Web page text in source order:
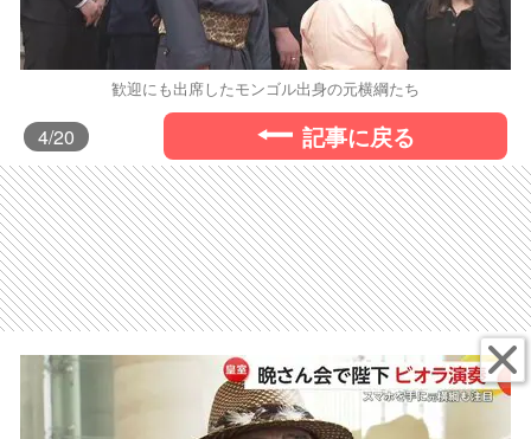
歓迎にも出席したモンゴル出身の元横綱たち
4/20 記事に戻る